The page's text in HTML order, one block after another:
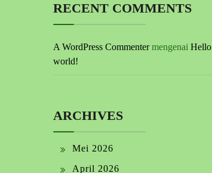
RECENT COMMENTS
A WordPress Commentermengenai Hello
world!
ARCHIVES
Mei 2026
April 2026